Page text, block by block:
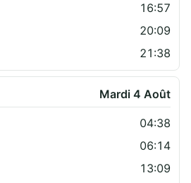
16:57
20:09
21:38
Mardi 4 Août
04:38
06:14
13:09